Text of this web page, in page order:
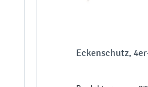
Eckenschutz,